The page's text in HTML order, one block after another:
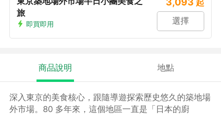
旅
即買即用
起
選擇
商品說明 地點
深入東京的美食核心，跟隨導遊探索歷史悠久的築地場
外市場。80 多年來，這個地區一直是「日本的廚